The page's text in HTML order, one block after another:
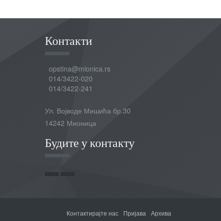
Контакти
opstina@mionica.rs
014/3422-020
014/3422-241
Ул. Војводе Мишића бр.30
14242 Мионица
Будите у контакту
Контактирајте нас Пријава Архива